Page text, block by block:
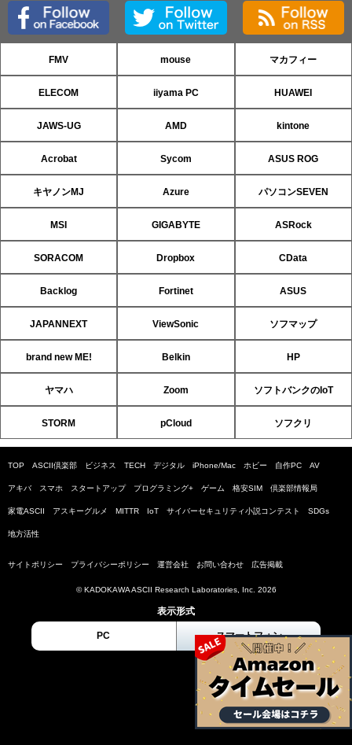
FMV mouse マカフィー
ELECOM iiyama PC HUAWEI
JAWS-UG AMD kintone
Acrobat Sycom ASUS ROG
キヤノンMJ Azure パソコンSEVEN
MSI GIGABYTE ASRock
SORACOM Dropbox CData
Backlog Fortinet ASUS
JAPANNEXT ViewSonic ソフマップ
brand new ME! Belkin HP
ヤマハ Zoom ソフトバンクのIoT
STORM pCloud ソフクリ
TOP ASCII倶楽部 ビジネス TECH デジタル iPhone/Mac ホビー 自作PC AV
アキバ スマホ スタートアップ プログラミング+ ゲーム 格安SIM 倶楽部情報局
家電ASCII アスキーグルメ MITTR IoT サイバーセキュリティ小説コンテスト SDGs
地方活性
サイトポリシー プライバシーポリシー 運営会社 お問い合わせ 広告掲載
© KADOKAWA ASCII Research Laboratories, Inc. 2026
表示形式
PC スマートフォン